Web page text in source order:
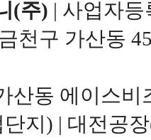
(주) | 사업자등
천구 가산동
산동 에이스비
지) | 대전공